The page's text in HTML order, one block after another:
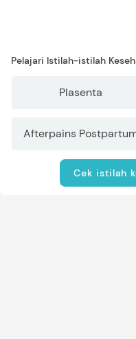
Pelajari Istilah-istilah
Plasenta
Afterpains
Cek istilah